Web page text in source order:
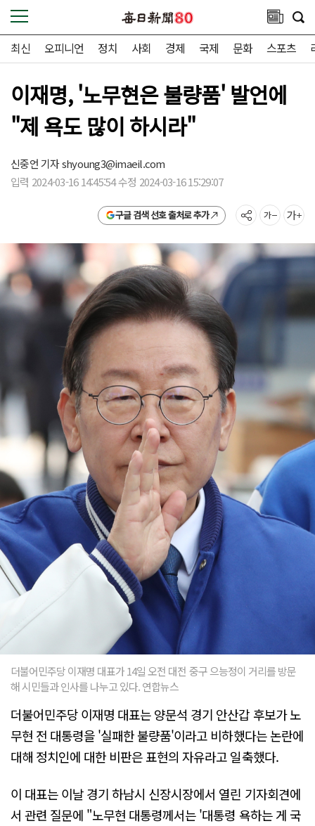
최신 오피니언 정치 사회 경제 국제 문화 스포츠
이재명, '노무현은 불량품' 발언에
"제 욕도 많이 하시라"
신중언 기자shyoung3@imaeil.com
입력 2024-03-16 14:45:54 수정 2024-03-16 15:29:07
구글 검색 선호 출처로 추가
더불어민주당 이재명 대표가 14일 오전 대전 중구 으능정이 거리를 방문
해 시민들과 인사를 나누고 있다. 연합뉴스
더불어민주당 이재명 대표는 양문석 경기 안산갑 후보가 노
무현 전 대통령을 '실패한 불량품'이라고 비하했다는 논란에
대해 정치인에 대한 비판은 표현의 자유라고 일축했다.
이 대표는 이날 경기 하남시 신장시장에서 열린 기자회견에
서 관련 질문에 "노무현 대통령께서는 '대통령 욕하는 게 국